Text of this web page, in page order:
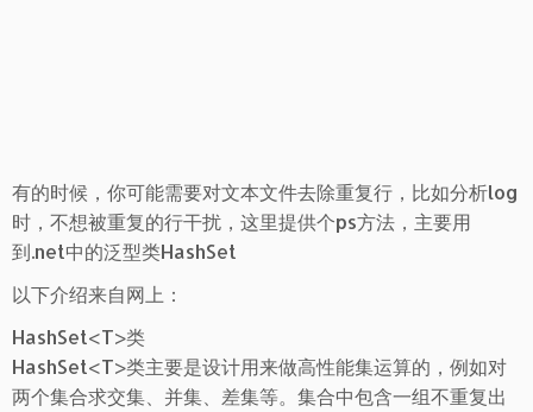
有的时候，你可能需要对文本文件去除重复行，比如分析log
时，不想被重复的行干扰，这里提供个ps方法，主要用
到.net中的泛型类HashSet
以下介绍来自网上：
HashSet<T>类
HashSet<T>类主要是设计用来做高性能集运算的，例如对
两个集合求交集、并集、差集等。集合中包含一组不重复出